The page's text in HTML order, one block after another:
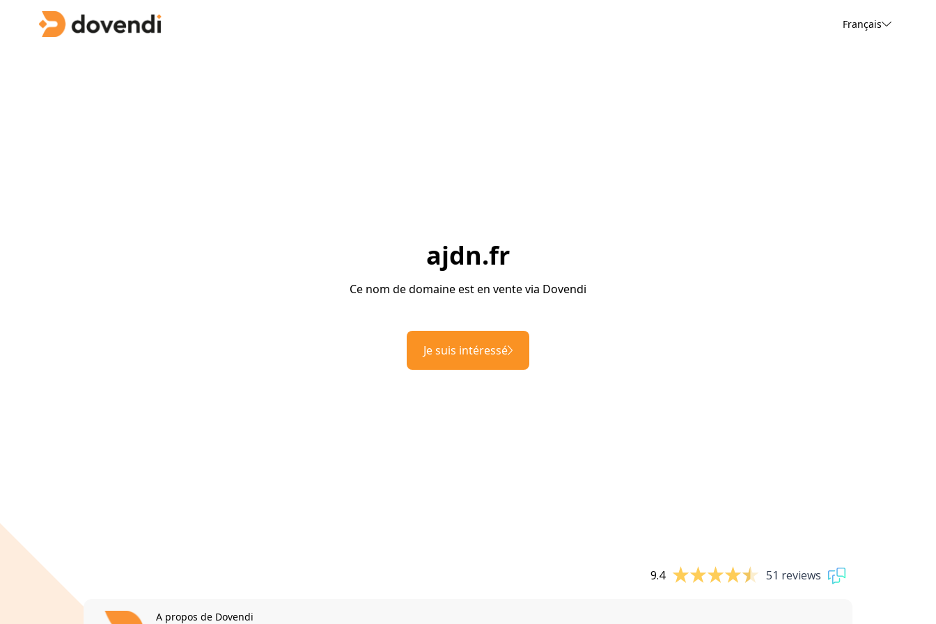
Français
ajdn.fr
Ce nom de domaine est en vente via Dovendi
Je suis intéressé
9.4 51 reviews
A propos de Dovendi